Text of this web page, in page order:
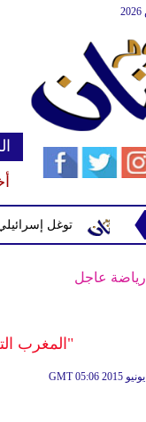
توغل إسرائيلي في
رياضة عاجل
"المغرب
GMT